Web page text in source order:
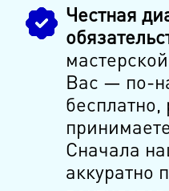
Честная
Вас — по-
Сначала
аккуратно